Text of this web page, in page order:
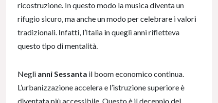
ricostruzione. In questo modo la musica diventa un
rifugio sicuro, ma anche un modo per celebrare i valori
tradizionali. Infatti, l’Italia in quegli anni rifletteva
questo tipo di mentalità.
Negli anni Sessanta il boom economico continua.
L’urbanizzazione accelera e l’istruzione superiore è
diventata più accessibile. Questo è il decennio del